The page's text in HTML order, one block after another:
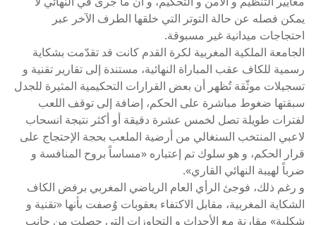
يمكن فصله عن حالة التوتر التي خلقها الطرف الآخر عبر
احتجاجات ميدانية غير مسبوقة.
الجامعة الملكية المغربية لكرة القدم كانت قد تقدّمت بشكاية
رسمية للكاف عقب المباراة النهائية، مستندة إلى تقارير تقنية و
تسجيلات موثّقة تُظهر أن بعض القرارات التحكيمية المثيرة للجدل
سبقتها ضغوط مباشرة على الحكم، إضافة إلى توقف اللعب
لفترات طويلة تصل لخمس عشرة دقيقة أو أكثر نتيجة انسحاب
لاعبي المنتخب السنغالي من أرضية الملعب بحجة الإحتجاج على
قرار الحكم، و هو سلوك تم إعتباره «مساساً بروح المنافسة و
ضرباً لهيبة النهائي القاري».
و رغم ذلك، فوجئ الرأي العام الرياضي المغربي برفض الكاف
الشكاية المغربية، مقابل الاكتفاء بعقوبات وُصفت بأنها «تقنية و
شكلية» مقارنة مع الأحداث و التجاوزات التي حصلت من جانب